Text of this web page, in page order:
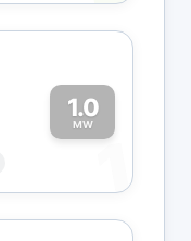
1.0
MW
1